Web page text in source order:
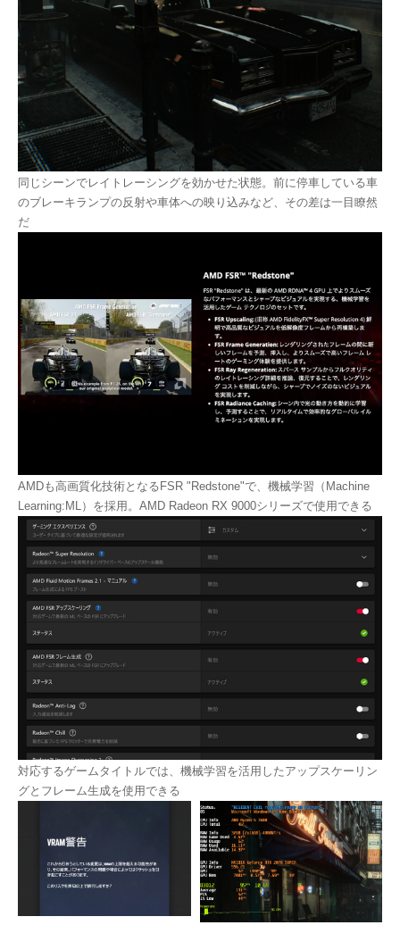
同じシーンでレイトレーシングを効かせた状態。前に停車している車
のブレーキランプの反射や車体への映り込みなど、その差は一目瞭然
だ
AMDも高画質化技術となるFSR "Redstone"で、機械学習（Machine
Learning:ML）を採用。AMD Radeon RX 9000シリーズで使用できる
対応するゲームタイトルでは、機械学習を活用したアップスケーリン
グとフレーム生成を使用できる